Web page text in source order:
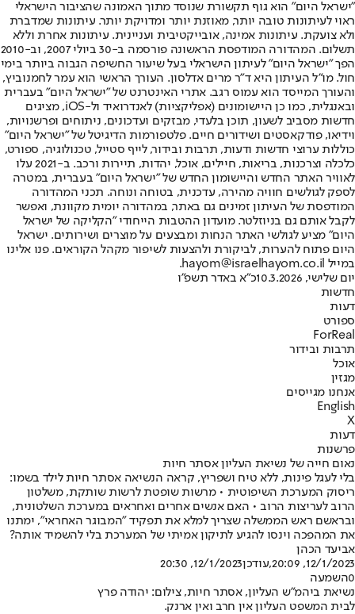
"ישראל היום" הוא גוף תקשורת שנוסד מתוך האמונה שהציבור הישראלי
ראוי לעיתונות טובה יותר, מאוזנת יותר ומדויקת יותר. עיתונות שמדברת
ולא צועקת. עיתונות אמינה, אובייקטיבית ועניינית. עיתונות אחרת וללא
תשלום. המהדורה המודפסת הראשונה פורסמה ב-30 ביולי 2007, וב-2010
הפך "ישראל היום" לעיתון הישראלי בעל שיעור החשיפה הגבוה ביותר בימי
חול. מו"ל העיתון היא ד"ר מרים אדלסון. העורך הראשי הוא עמר לחמנוביץ,
והעורך המייסד הוא עמוס רגב. אתרי האינטרנט של "ישראל היום" בעברית
ובאנגלית, כמו כן היישומונים (אפליקציות) לאנדרואיד ול-iOS, מציגים
חדשות מסביב לשעון, תוכן בלעדי, מבזקים ועדכונים, ניתוחים ופרשנויות,
וידיאו, פודקאסטים ושידורים חיים. פלטפורמות הדיגיטל של "ישראל היום"
כוללות ערוצי חדשות ודעות, תרבות ובידור, לייף סטייל, טכנולוגיה, ספורט,
כלכלה וצרכנות, בריאות, חיילים, אוכל, יהדות, תיירות ורכב. ב-2021 עלו
לאוויר האתר החדש והיישומון החדש של "ישראל היום" בעברית, במטרה
לספק לגולשים חוויה מהירה, עדכנית, בטוחה ונוחה. תכני המהדורה
המודפסת של העיתון זמינים גם באתר, במהדורה יומית מקוונת, ואפשר
לקבל אותם גם בניוזלטר. מועדון ההטבות הייחודי "הקליקה של ישראל
היום" מציע לגולשי האתר הנחות ומבצעים על מוצרים ושירותים. ישראל
היום פתוח להערות, לביקורת ולהצעות לשיפור מקהל הקוראים. פנו אלינו
במייל hayom@israelhayom.co.il.
יום שלישי, 10.3.2026
כ"א באדר תשפ"ו
חדשות
דעות
ספורט
ForReal
תרבות ובידור
אוכל
מגזין
אנחנו מגייסים
English
X
דעות
פרשנות
נאום חייה של נשיאת העליון אסתר חיות
בלי לעגל פינות, ללא טיח ושפריץ, קראה הנשיאה אסתר חיות לילד בשמו:
ריסוק המערכת השיפוטית • מרשות שופטת לרשות שותקת, משלטון
הרוב לעריצות הרוב • האם אנשים אחרים ואחראים במערכת השלטונית,
ובראשם ראש הממשלה שצריך למלא את תפקיד "המבוגר האחראי", ימתנו
את המהפכה וינסו להגיע לתיקון אמיתי של המערכת בלי להשמיד אותה?
אביעד הכהן
12/1/2023, 20:09
,עודכן12/1/2023, 20:30
0השמעה
נשיאת ביהמ"ש העליון, אסתר חיות, צילום: יהודה פרץ
לבית המשפט העליון אין חרב ואין ארנק.